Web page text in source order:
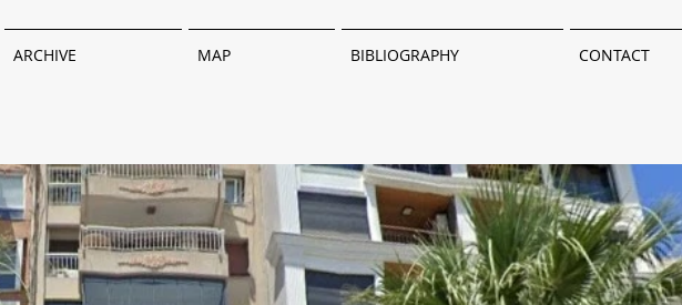
ARCHIVE MAP BIBLIOGRAPHY CONTACT